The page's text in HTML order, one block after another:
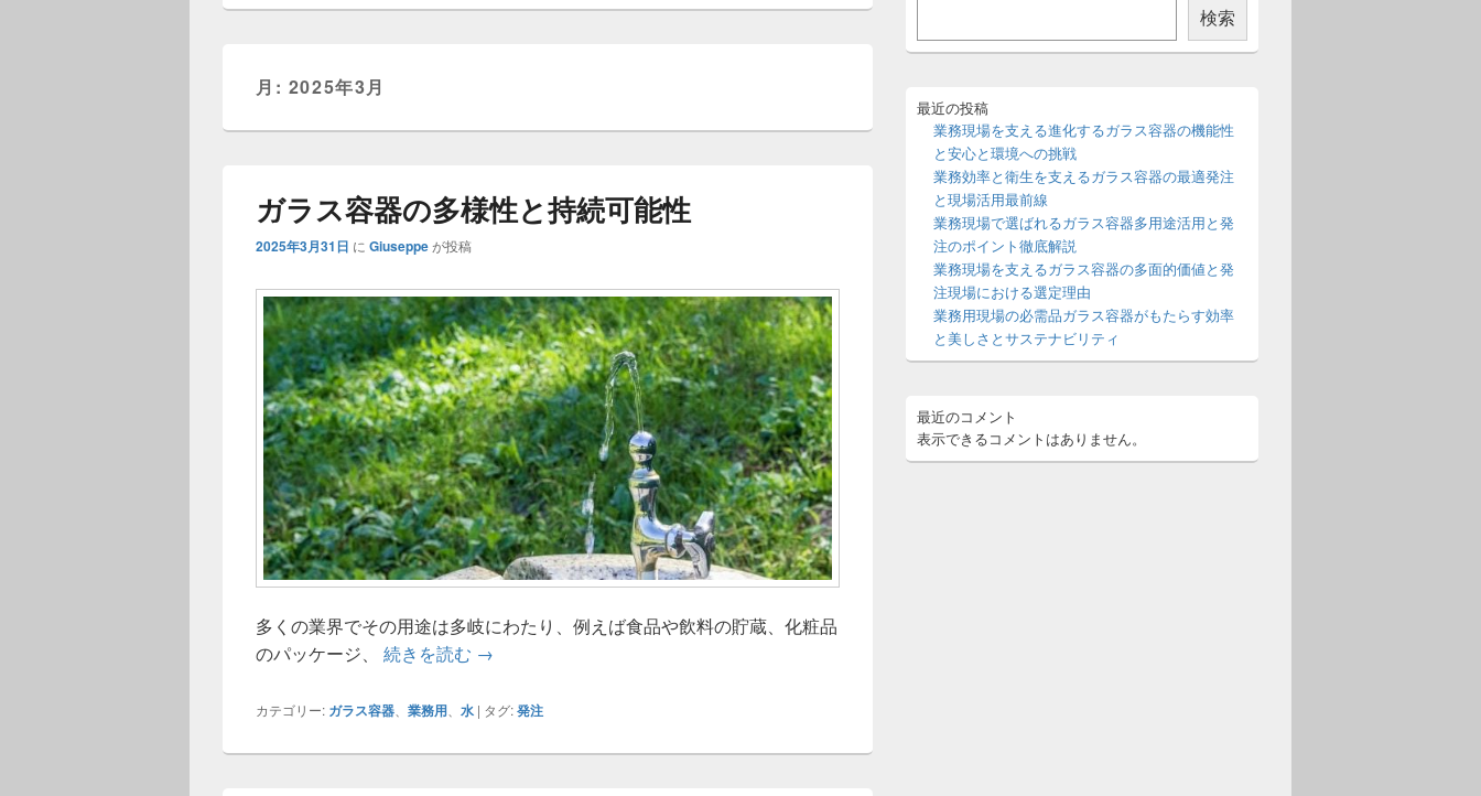
月: 2025年3月
ガラス容器の多様性と持続可能性
2025年3月31日 に Giuseppeが投稿
多くの業界でその用途は多岐にわたり、例えば食品や飲料の貯蔵、化粧品
のパッケージ、 続きを読む ガラス容器の多様性と持続可能性
→
カテゴリー: ガラス容器 業務用 水 | タグ:発注
イ
ー
検索
最近の投稿
業務現場を支える進化するガラス容器の機能性
と安心と環境への挑戦
業務効率と衛生を支えるガラス容器の最適発注
と現場活用最前線
業務現場で選ばれるガラス容器多用途活用と発
注のポイント徹底解説
業務現場を支えるガラス容器の多面的価値と発
注現場における選定理由
業務用現場の必需品ガラス容器がもたらす効率
と美しさとサステナビリティ
最近のコメント
表示できるコメントはありません。